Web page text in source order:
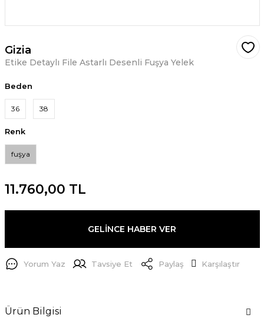
Gizia
Etike Detaylı File Astarlı Desenli Fuşya Yelek
Beden
36 38
Renk
fuşya
11.760,00 TL
GELİNCE HABER VER
Yorum Yaz Tavsiye Et Paylaş Karşılaştır
Ürün Bilgisi